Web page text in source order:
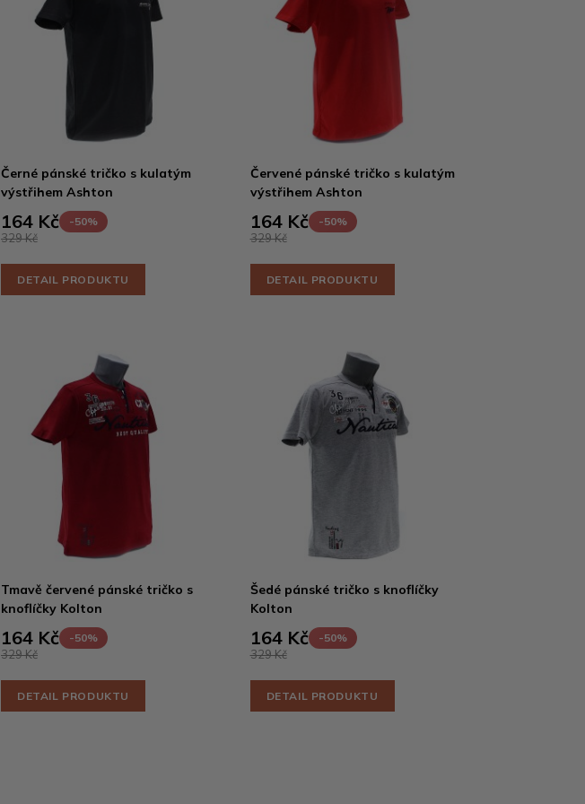
Černé pánské tričko s kulatým
výstřihem Ashton
164 Kč -50%
329 Kč
DETAIL PRODUKTU
Červené pánské tričko s kulatým
výstřihem Ashton
164 Kč -50%
329 Kč
DETAIL PRODUKTU
Tmavě červené pánské tričko s
knoflíčky Kolton
164 Kč -50%
329 Kč
DETAIL PRODUKTU
Šedé pánské tričko s knoflíčky
Kolton
164 Kč -50%
329 Kč
DETAIL PRODUKTU